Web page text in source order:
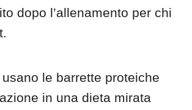
dopo l’allenamento per chi
le barrette proteiche
in una dieta mirata